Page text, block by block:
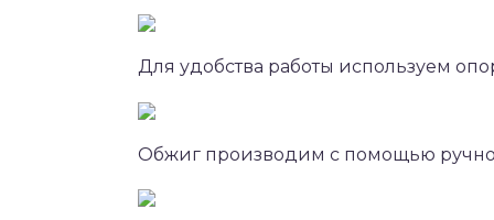
Для удобства работы используем
Обжиг производим с помощью